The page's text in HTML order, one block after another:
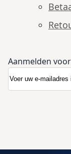
Aanmelden
Nieuwsbrief